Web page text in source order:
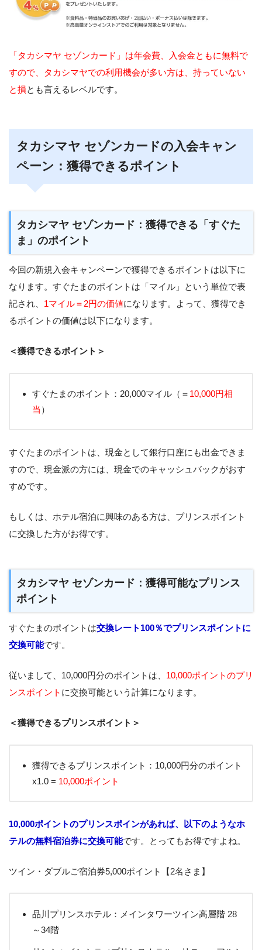
「タカシマヤ セゾンカード」は年会費、入会金ともに無料で
すので、タカシマヤでの利用機会が多い方は、持っていない
と損とも言えるレベルです。
タカシマヤ セゾンカードの入会キャン
ペーン：獲得できるポイント
タカシマヤ セゾンカード：獲得できる「すぐた
ま」のポイント
今回の新規入会キャンペーンで獲得できるポイントは以下に
なります。すぐたまのポイントは「マイル」という単位で表
記され、 1マイル＝2円の価値になります。よって、獲得でき
るポイントの価値は以下になります。
＜獲得できるポイント＞
すぐたまのポイント：20,000マイル（＝ 10,000円相
当 ）
すぐたまのポイントは、現金として銀行口座にも出金できま
すので、現金派の方には、現金でのキャッシュバックがおす
すめです。
もしくは、ホテル宿泊に興味のある方は、プリンスポイント
に交換した方がお得です。
タカシマヤ セゾンカード：獲得可能なプリンス
ポイント
すぐたまのポイントは交換レート100％でプリンスポイントに
交換可能です。
従いまして、10,000円分のポイントは、 10,000ポイントのプリ
ンスポイント に交換可能という計算になります。
＜獲得できるプリンスポイント＞
獲得できるプリンスポイント：10,000円分のポイント
x1.0 = 10,000ポイント
10,000ポイントのプリンスポインがあれば、以下のようなホ
テルの無料宿泊券に交換可能です。とってもお得ですよね。
ツイン・ダブルご宿泊券5,000ポイント【2名さま】
品川プリンスホテル：メインタワーツイン高層階 28
～34階